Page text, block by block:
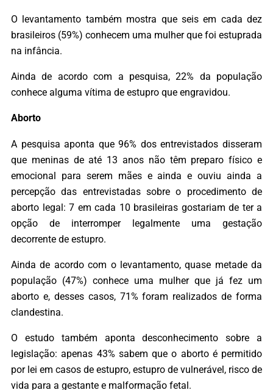
O levantamento também mostra que seis em cada dez
brasileiros (59%) conhecem uma mulher que foi estuprada
na infância.
Ainda de acordo com a pesquisa, 22% da população
conhece alguma vítima de estupro que engravidou.
Aborto
A pesquisa aponta que 96% dos entrevistados disseram
que meninas de até 13 anos não têm preparo físico e
emocional para serem mães e ainda e ouviu ainda a
percepção das entrevistadas sobre o procedimento de
aborto legal: 7 em cada 10 brasileiras gostariam de ter a
opção de interromper legalmente uma gestação
decorrente de estupro.
Ainda de acordo com o levantamento, quase metade da
população (47%) conhece uma mulher que já fez um
aborto e, desses casos, 71% foram realizados de forma
clandestina.
O estudo também aponta desconhecimento sobre a
legislação: apenas 43% sabem que o aborto é permitido
por lei em casos de estupro, estupro de vulnerável, risco de
vida para a gestante e malformação fetal.